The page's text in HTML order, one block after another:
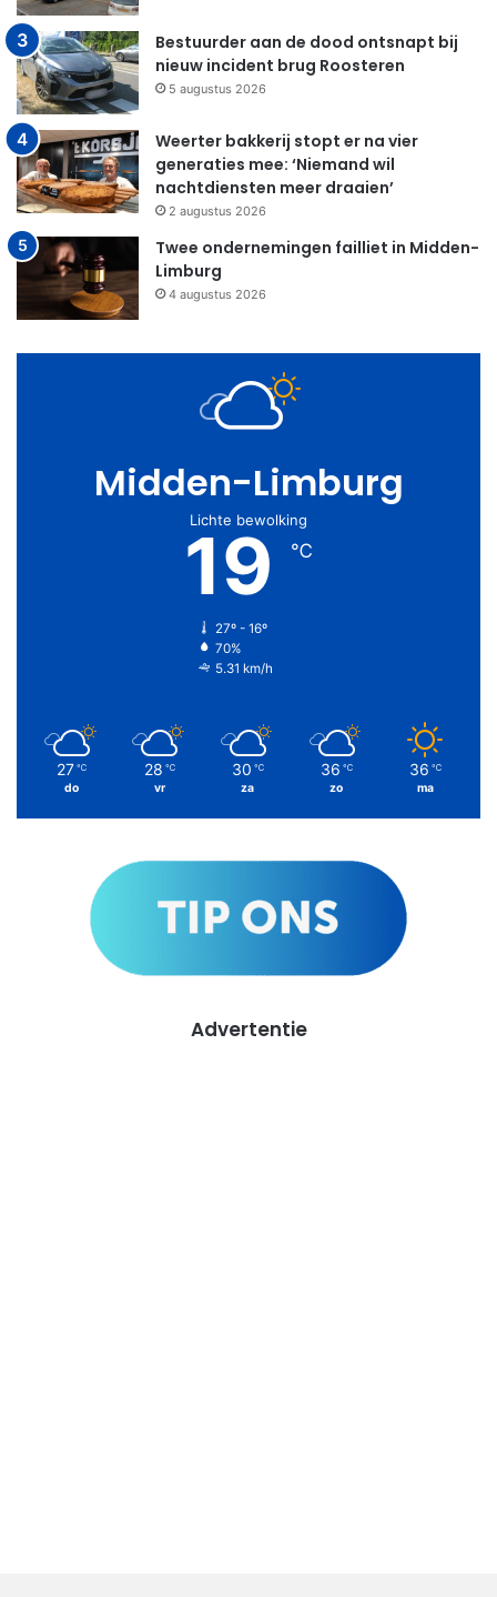
Bestuurder aan de dood ontsnapt bij
nieuw incident brug Roosteren
5 augustus 2026
Weerter bakkerij stopt er na vier
generaties mee: ‘Niemand wil
nachtdiensten meer draaien’
2 augustus 2026
Twee ondernemingen failliet in Midden-
Limburg
4 augustus 2026
Midden-Limburg
Lichte bewolking
19 ℃
27º - 16º
70%
5.31 km/h
27 ℃
do
28 ℃
vr
30 ℃
za
36 ℃
zo
36 ℃
ma
Advertentie